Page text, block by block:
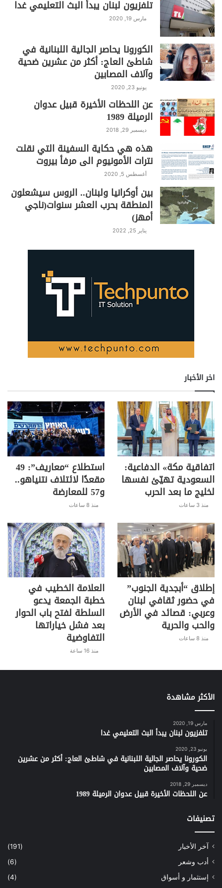
تلفزيون لبنان يبدأ البث التعليمي غدا
مارس 19, 2020
الكورونا يحاصر الجالية اللبنانية في
شاطئ العاج: أكثر من عشرين ضحية
وآلاف المصابين
يونيو 23, 2020
عن اللحظات الأخيرة قبيل عدوان
الرميلة 1989
ديسمبر 29, 2018
هذه هي حكاية السفينة التي نقلت
نترات الأمونيوم الى مرفأ بيروت
أغسطس 5, 2020
بين أوكرانيا ولبنان.. الروس سيشعلون
المنطقة بحرب العشر سنوات(ناجي
أمهز)
يناير 25, 2022
اخر الأخبار
اتفاقية مكة» الدفاعية:
السعودية تهيّئ نفسها
لخليج ما بعد الحرب
منذ 3 ساعات
استطلاع “معاريف”: 49
مقعدًا لائتلاف نتنياهو..
و57 للمعارضة
منذ 8 ساعات
إطلاق “أبجدية الجنوب”
في حضور ثقافي لبنان
وعربي: قصائد في الأرض
والحب والحرية
منذ 8 ساعات
العلامة الخطيب في
خطبة الجمعة يدعو
السلطة لفتح باب الحوار
بعد فشل خياراتها
التفاوضية
منذ 16 ساعة
الأكثر مشاهدة
مارس 19, 2020
تلفزيون لبنان يبدأ البث التعليمي غدا
يونيو 23, 2020
الكورونا يحاصر الجالية اللبنانية في شاطئ العاج: أكثر من عشرين
ضحية وآلاف المصابين
ديسمبر 29, 2018
عن اللحظات الأخيرة قبيل عدوان الرميلة 1989
تصنيفات
آخر الأخبار
(191)
أدب وشعر
(6)
إستثمار و أسواق
(4)